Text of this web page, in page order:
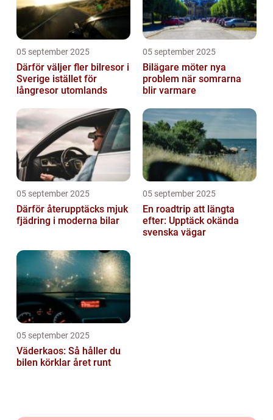
05 september 2025
Därför väljer fler bilresor i
Sverige istället för
långresor utomlands
05 september 2025
Bilägare möter nya
problem när somrarna
blir varmare
05 september 2025
Därför återupptäcks mjuk
fjädring i moderna bilar
05 september 2025
En roadtrip att längta
efter: Upptäck okända
svenska vägar
05 september 2025
Väderkaos: Så håller du
bilen körklar året runt